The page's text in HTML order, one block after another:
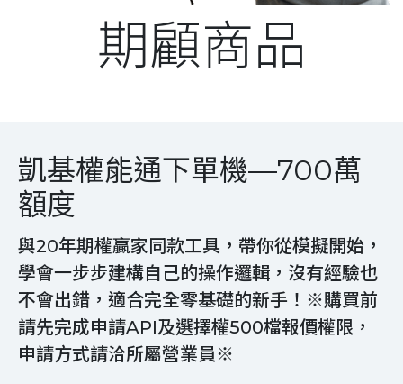
期顧商品
凱基權能通下單機—700萬
額度
與20年期權贏家同款工具，帶你從模擬開始，
學會一步步建構自己的操作邏輯，沒有經驗也
不會出錯，適合完全零基礎的新手！※購買前
請先完成申請API及選擇權500檔報價權限，
申請方式請洽所屬營業員※